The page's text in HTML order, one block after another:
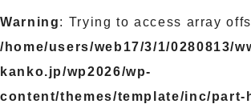
Warning: Trying to access array
/home/users/web17/3/1/0280813/
kanko.jp/wp2026/wp-
content/themes/template/inc/part-